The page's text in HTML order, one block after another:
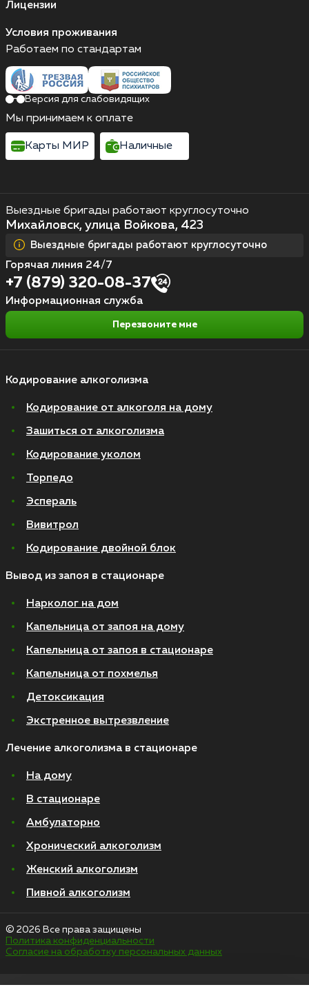
Лицензии
Условия проживания
Кодирование алкоголизма
Кодирование от алкоголя на дому
Зашиться от алкоголизма
Кодирование уколом
Торпедо
Эспераль
Вивитрол
Кодирование двойной блок
Вывод из запоя в стационаре
Нарколог на дом
Капельница от запоя на дому
Капельница от запоя в стационаре
Капельница от похмелья
Детоксикация
Экстренное вытрезвление
Лечение алкоголизма в стационаре
На дому
В стационаре
Амбулаторно
Хронический алкоголизм
Женский алкоголизм
Пивной алкоголизм
Выездные бригады работают круглосуточно
Михайловск, улица Войкова, 423
Выездные бригады работают круглосуточно
Горячая линия 24/7
+7 (879) 320-08-37
Информационная служба
Перезвоните мне
Работаем по стандартам
Версия для слабовидящих
Мы принимаем к оплате
Карты МИР Наличные
© 2026 Все права защищены
Политика конфиденциальности
Согласие на обработку персональных данных